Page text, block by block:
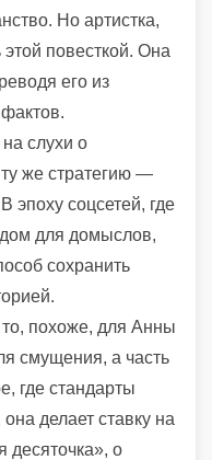
Но артистка,
этой повесткой. Она
его из
слухи о
же стратегию —
эпоху соцсетей, где
для домыслов,
сохранить
похоже, для Анны
смущения, а часть
где стандарты
делает ставку на
десяточка», о